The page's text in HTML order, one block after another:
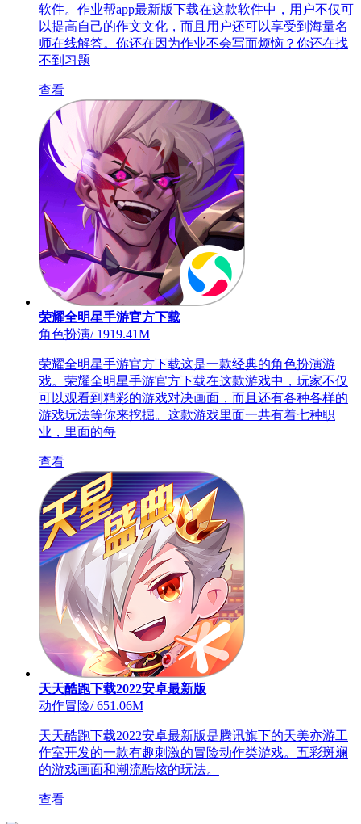
软件。作业帮app最新版下载在这款软件中，用户不仅可
以提高自己的作文文化，而且用户还可以享受到海量名
师在线解答。你还在因为作业不会写而烦恼？你还在找
不到习题
查看
荣耀全明星手游官方下载
角色扮演/1919.41M
荣耀全明星手游官方下载这是一款经典的角色扮演游
戏。荣耀全明星手游官方下载在这款游戏中，玩家不仅
可以观看到精彩的游戏对决画面，而且还有各种各样的
游戏玩法等你来挖掘。这款游戏里面一共有着七种职
业，里面的每
查看
天天酷跑下载2022安卓最新版
动作冒险/651.06M
天天酷跑下载2022安卓最新版是腾讯旗下的天美亦游工
作室开发的一款有趣刺激的冒险动作类游戏。五彩斑斓
的游戏画面和潮流酷炫的玩法。
查看